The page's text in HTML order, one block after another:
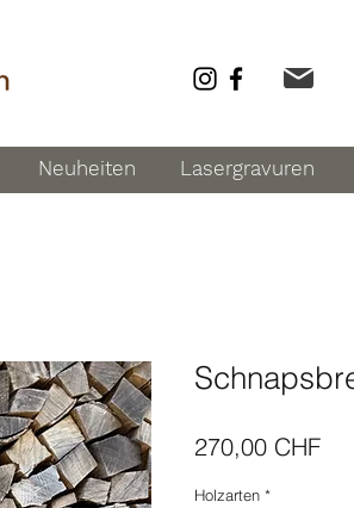
Neuheiten Lasergravuren
270,00 CHF
Holzarten *